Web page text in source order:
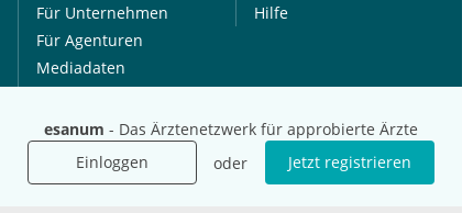
esanum - Das Ärztenetzwerk für approbierte Ärzte
Einloggen
oder Jetzt registrieren
Für Unternehmen
Für Agenturen
Mediadaten
Karriere
Hilfe